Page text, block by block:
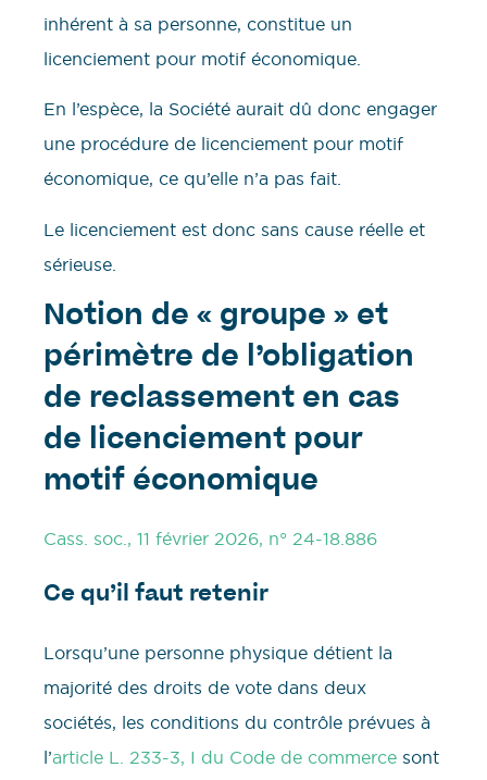
inhérent à sa personne, constitue un
licenciement pour motif économique.
En l’espèce, la Société aurait dû donc engager
une procédure de licenciement pour motif
économique, ce qu’elle n’a pas fait.
Le licenciement est donc sans cause réelle et
sérieuse.
Notion de « groupe » et
périmètre de l’obligation
de reclassement en cas
de licenciement pour
motif économique
Cass. soc., 11 février 2026, n° 24-18.886
Ce qu’il faut retenir
Lorsqu’une personne physique détient la
majorité des droits de vote dans deux
sociétés, les conditions du contrôle prévues à
l’article L. 233-3, I du Code de commerce sont